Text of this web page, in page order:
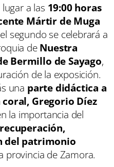
a las 19:00 horas
Mártir de Muga
segundo se celebrará a
deNuestra
Bermillo de Sayago,
de la exposición.
una parte didáctica a
Gregorio Díez
la importancia del
recuperación,
del patrimonio
provincia de Zamora.